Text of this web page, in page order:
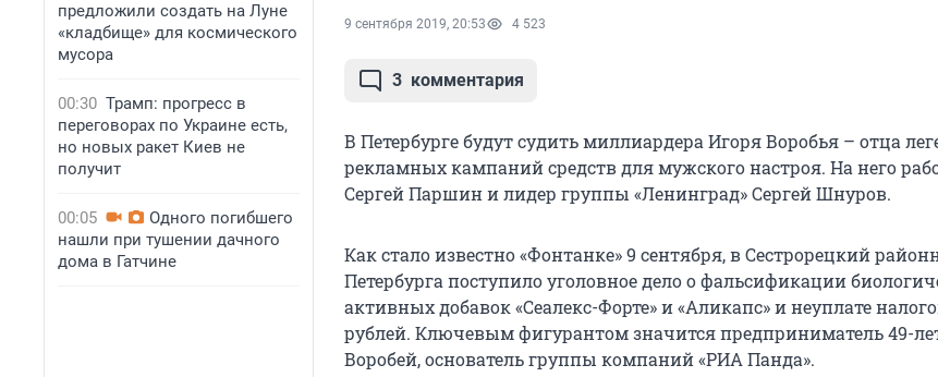
предложили создать на Луне
«кладбище» для космического
мусора
00:30 Трамп: прогресс в
переговорах по Украине есть,
но новых ракет Киев не
получит
00:05
Одного погибшего
нашли при тушении дачного
дома в Гатчине
9 сентября 2019, 20:53 4 523
3 комментария
В Петербурге будут судить миллиардера Игоря Воробья – отца
рекламных кампаний средств для мужского настроя. На него
Сергей Паршин и лидер группы «Ленинград» Сергей Шнуров.
Как стало известно «Фонтанке» 9 сентября, в Сестрорецкий
Петербурга поступило уголовное дело о фальсификации
активных добавок «Сеалекс-Форте» и «Аликапс» и неуплате
рублей. Ключевым фигурантом значится предприниматель 49-
Воробей, основатель группы компаний «РИА Панда».